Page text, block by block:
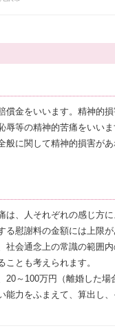
償金をいいます。精神的
等の精神的苦痛をいい
般に関して精神的損害が
は、人それぞれの感じ方
る慰謝料の金額には上限
社会通念上の常識の範囲
とも考えられます。
～100万円（離婚した
能力をふまえて、算出し